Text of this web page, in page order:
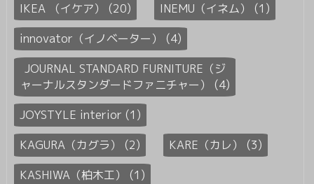
IKEA （イケア） (20)
INEMU（イネム） (1)
innovator（イノベーター） (4)
JOURNAL STANDARD FURNITURE（ジ
ャーナルスタンダードファニチャー） (4)
JOYSTYLE interior (1)
KAGURA（カグラ） (2)
KARE（カレ） (3)
KASHIWA（柏木工） (1)